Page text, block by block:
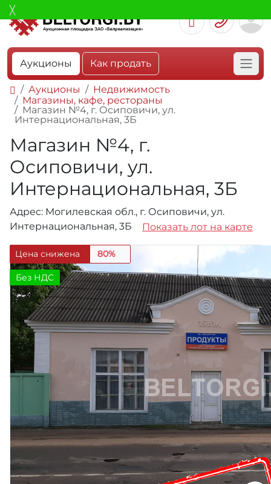
Аукционы Как продать
Аукционы
Недвижимость
Магазины, кафе, рестораны
Магазин №4, г. Осиповичи, ул.
Интернациональная, 3Б
Магазин №4, г.
Осиповичи, ул.
Интернациональная, 3Б
Адрес: Могилевская обл., г. Осиповичи, ул.
Интернациональная, 3Б
Показать лот на карте
Цена снижена 80%
Без НДС